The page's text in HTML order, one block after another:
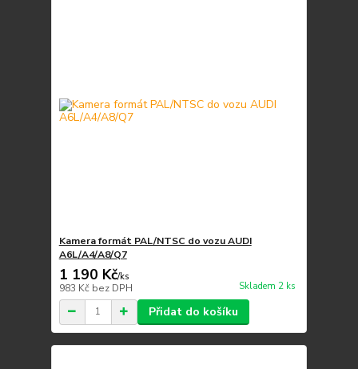
Kamera formát PAL/NTSC do vozu AUDI
A6L/A4/A8/Q7
1 190 Kč/ks
983 Kč bez DPH Skladem 2 ks
Přidat do košíku